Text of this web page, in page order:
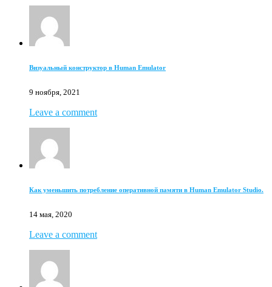
Визуальный конструктор в Human Emulator
9 ноября, 2021
Leave a comment
Как уменьшить потребление оперативной памяти в Human Emulator Studio.
14 мая, 2020
Leave a comment